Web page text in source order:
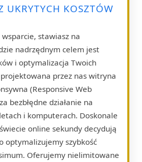
UKRYTYCH KOSZTÓW
stawiasz na
nadrzędnym celem jest
i optymalizacja Twoich
przez nas witryna
(Responsive Web
bezbłędne działanie na
i komputerach. Doskonale
online sekundy decydują
optymalizujemy szybkość
Oferujemy nielimitowane